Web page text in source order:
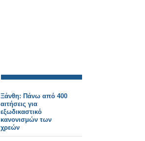
Ξάνθη: Πάνω από 400
αιτήσεις για
εξωδικαστικό
κανονισμών των
χρεών